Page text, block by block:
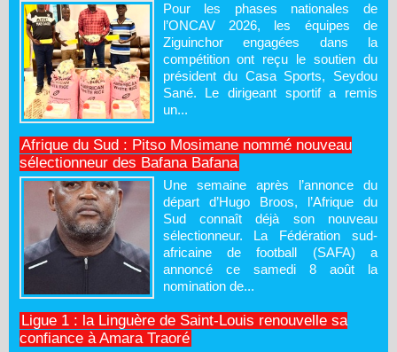
Pour les phases nationales de
l’ONCAV 2026, les équipes de
Ziguinchor engagées dans la
compétition ont reçu le soutien du
président du Casa Sports, Seydou
Sané. Le dirigeant sportif a remis
un...
Afrique du Sud : Pitso Mosimane nommé nouveau
sélectionneur des Bafana Bafana
Une semaine après l’annonce du
départ d’Hugo Broos, l’Afrique du
Sud connaît déjà son nouveau
sélectionneur. La Fédération sud-
africaine de football (SAFA) a
annoncé ce samedi 8 août la
nomination de...
Ligue 1 : la Linguère de Saint-Louis renouvelle sa
confiance à Amara Traoré